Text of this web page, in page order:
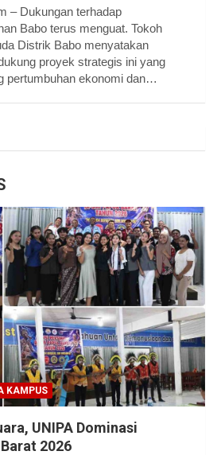
– Dukungan terhadap
Babo terus menguat. Tokoh
Distrik Babo menyatakan
proyek strategis ini yang
pertumbuhan ekonomi dan…
KAMPUS
UNIPA Dominasi
2026